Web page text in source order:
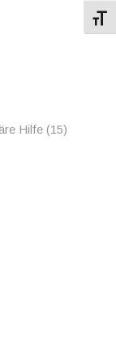
Hilfe(15)